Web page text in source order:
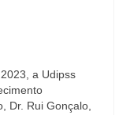
a Udipss
Dr. Rui Gonçalo,